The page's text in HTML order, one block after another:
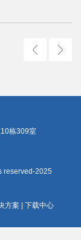
栋309室
reserved-2025
方案 | 下载中心